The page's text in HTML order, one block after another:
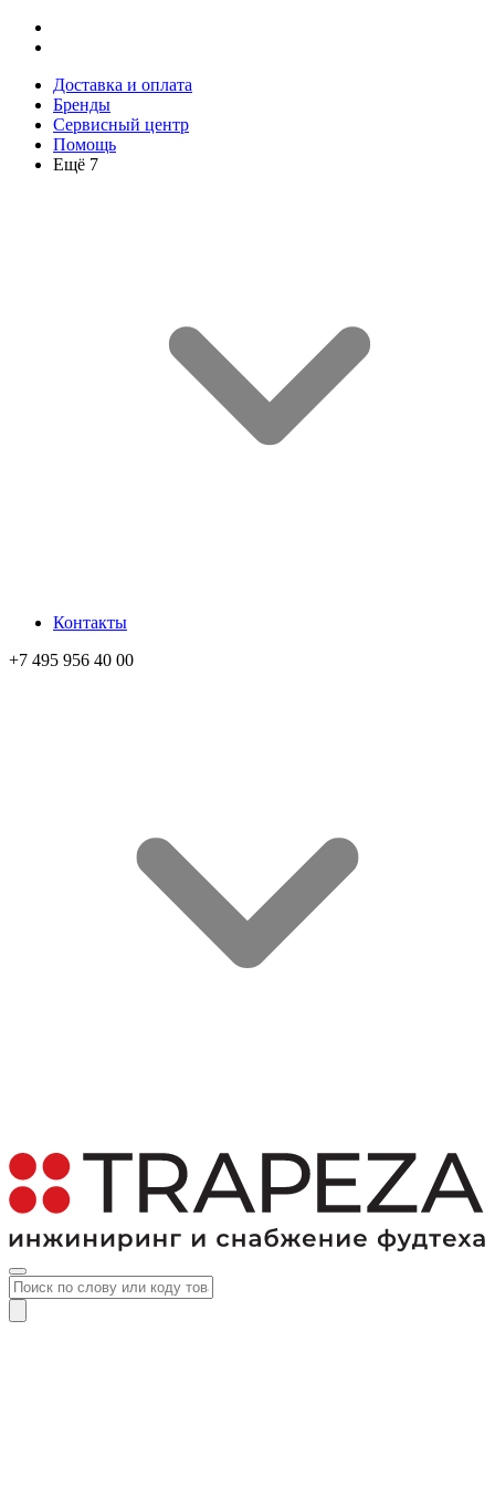
Доставка и оплата
Бренды
Сервисный центр
Помощь
Ещё 7
Контакты
+7 495 956 40 00